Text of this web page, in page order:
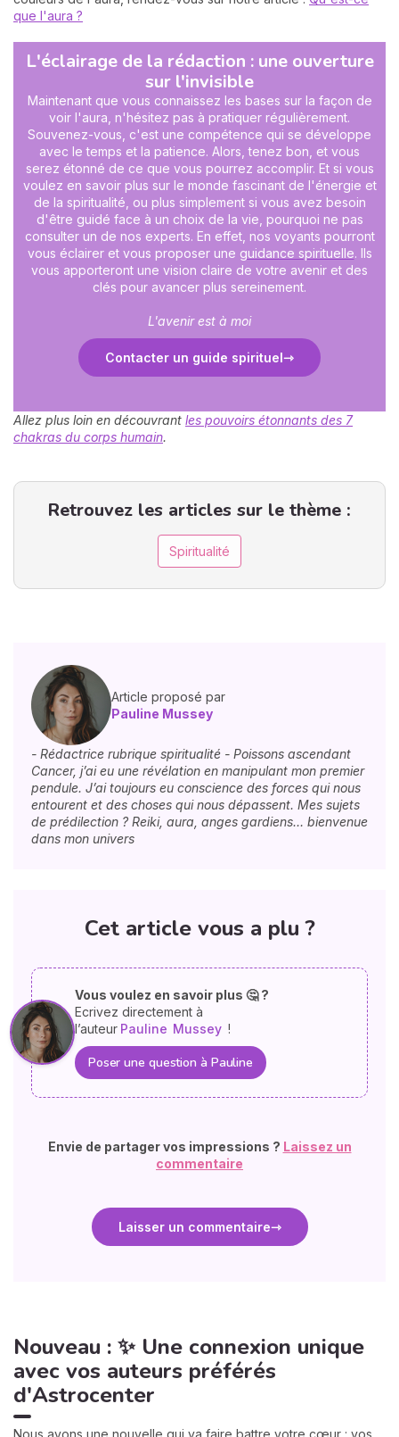
que l'aura ?
L'éclairage de la rédaction : une ouverture
sur l'invisible
Maintenant que vous connaissez les bases sur la façon de
voir l'aura, n'hésitez pas à pratiquer régulièrement.
Souvenez-vous, c'est une compétence qui se développe
avec le temps et la patience. Alors, tenez bon, et vous
serez étonné de ce que vous pourrez accomplir. Et si vous
voulez en savoir plus sur le monde fascinant de l'énergie et
de la spiritualité, ou plus simplement si vous avez besoin
d'être guidé face à un choix de la vie, pourquoi ne pas
consulter un de nos experts. En effet, nos voyants pourront
vous éclairer et vous proposer une guidance spirituelle. Ils
vous apporteront une vision claire de votre avenir et des
clés pour avancer plus sereinement.
L'avenir est à moi
Contacter un guide spirituel
Allez plus loin en découvrant les pouvoirs étonnants des 7
chakras du corps humain.
Retrouvez les articles sur le thème :
Spiritualité
Article proposé par
Pauline Mussey
- Rédactrice rubrique spiritualité - Poissons ascendant
Cancer, j’ai eu une révélation en manipulant mon premier
pendule. J’ai toujours eu conscience des forces qui nous
entourent et des choses qui nous dépassent. Mes sujets
de prédilection ? Reiki, aura, anges gardiens… bienvenue
dans mon univers
Cet article vous a plu ?
Vous voulez en savoir plus 🤔 ?
Ecrivez directement à
l’auteur Pauline Mussey !
Poser une question à Pauline
Envie de partager vos impressions ? Laissez un
commentaire
Laisser un commentaire
Nouveau : ✨ Une connexion unique
avec vos auteurs préférés
d'Astrocenter
Nous avons une nouvelle qui va faire battre votre cœur : vos